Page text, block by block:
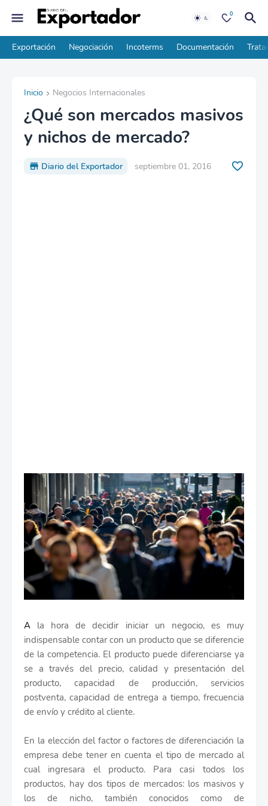
0
Exportación Negociación Incoterms Documentación
Inicio Negocios Internacionales
¿Qué son mercados masivos
y nichos de mercado?
Diario del Exportador septiembre 01, 2016
A la hora de decidir iniciar un negocio, es muy
indispensable contar con un producto que se diferencie
de la competencia. El producto puede diferenciarse ya
se a través del precio, calidad y presentación del
producto, capacidad de producción, servicios
postventa, capacidad de entrega a tiempo, frecuencia
de envío y crédito al cliente.
En la elección del factor o factores de diferenciación la
empresa debe tener en cuenta el tipo de mercado al
cual ingresara el producto. Para casi todos los
productos, hay dos tipos de mercados: los masivos y
los de nicho, también conocidos como de